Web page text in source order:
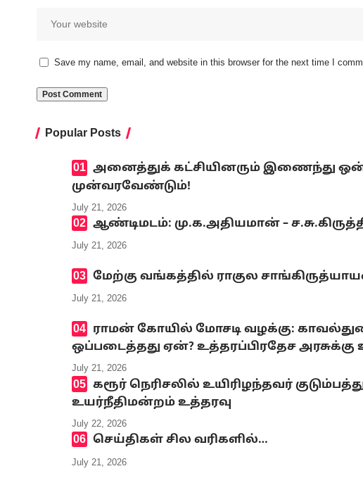
Save my name, email, and website in this browser for the next time I
Popular Posts
அனைத்துக் கட்சியினரும் இணைந்து
முன்வரவேண்டும்!
July 21, 2026
ஆண்டிமடம்: மு.க.அதியமான் –
July 21, 2026
மேற்கு வங்கத்தில் ராகுல
July 21, 2026
ராமன் கோயில் மோசடி வழக்கு:
ஒப்படைத்தது ஏன்? உத்தரப்பிரதேச
July 21, 2026
கரூர் நெரிசலில் உயிரிழந்தவர்
உயர்நீதிமன்றம் உத்தரவு
July 22, 2026
செய்திகள் சில வரிகளில்…
July 21, 2026